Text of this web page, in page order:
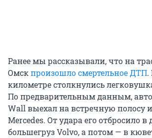
Ранее мы рассказывали, что на
Омскпроизошло смертельное ДТП.
километре столкнулись
По предварительным данным,
Wall выехал на встречную полосу
Mercedes. От удара его отбросило в
большегруз Volvo, а потом — в